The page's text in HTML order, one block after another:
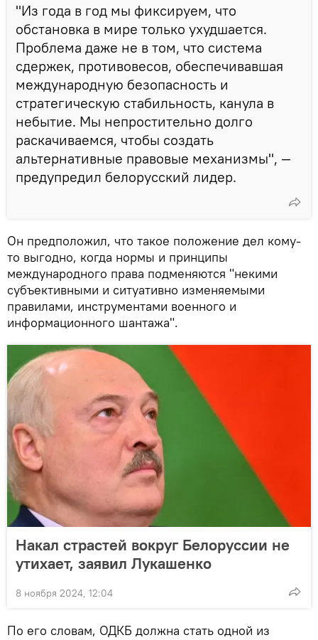
"Из года в год мы фиксируем, что
обстановка в мире только ухудшается.
Проблема даже не в том, что система
сдержек, противовесов, обеспечивавшая
международную безопасность и
стратегическую стабильность, канула в
небытие. Мы непростительно долго
раскачиваемся, чтобы создать
альтернативные правовые механизмы", —
предупредил белорусский лидер.
Он предположил, что такое положение дел кому-
то выгодно, когда нормы и принципы
международного права подменяются "некими
субъективными и ситуативно изменяемыми
правилами, инструментами военного и
информационного шантажа".
Накал страстей вокруг Белоруссии не
утихает, заявил Лукашенко
8 ноября 2024, 12:04
По его словам, ОДКБ должна стать одной из